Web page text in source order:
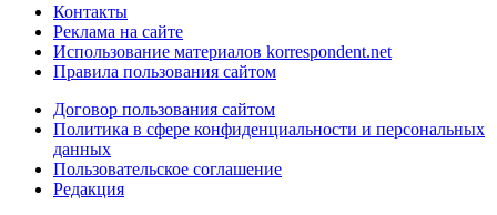
Контакты
Реклама на сайте
Использование материалов korrespondent.net
Правила пользования сайтом
Договор пользования сайтом
Политика в сфере конфиденциальности и персональных
данных
Пользовательское соглашение
Редакция